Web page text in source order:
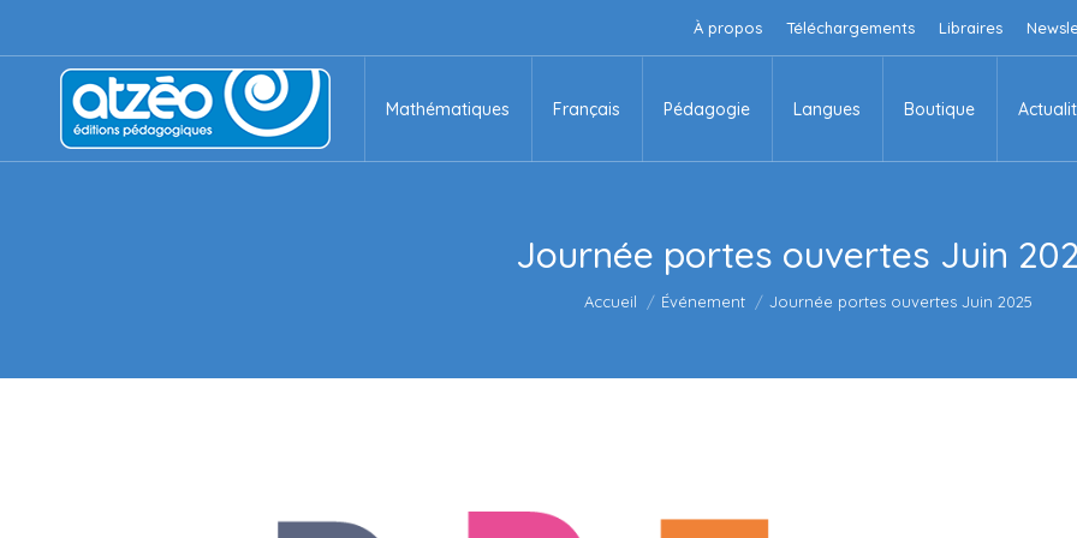
À propos Téléchargements Libraires
Mathématiques Français Pédagogie Langues Boutique
Journée portes ouvertes Juin
Vous êtes ici :
Accueil Événement Journée portes ouvertes Juin 2025
Mathématiques Français Pédagogie Langues Boutique